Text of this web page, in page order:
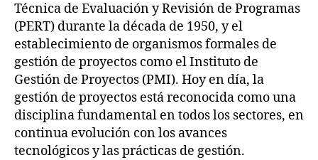
Técnica de Evaluación y Revisión de Programas
(PERT) durante la década de 1950, y el
establecimiento de organismos formales de
gestión de proyectos como el Instituto de
Gestión de Proyectos (PMI). Hoy en día, la
gestión de proyectos está reconocida como una
disciplina fundamental en todos los sectores, en
continua evolución con los avances
tecnológicos y las prácticas de gestión.